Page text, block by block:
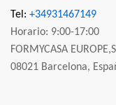
Tel: +34931467149
Horario: 9:00-17:00
FORMYCASA
08021 Barcelona,